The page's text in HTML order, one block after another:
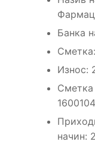
Банка
Износ:
Сметка
начин: 2